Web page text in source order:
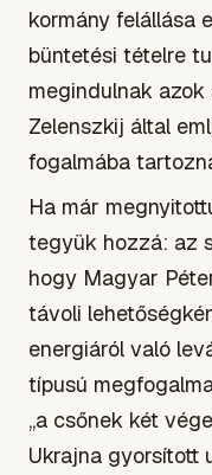
kormány felállása
büntetési tételre
megindulnak
Zelenszkij által
fogalmába
Ha már
tegyük hozzá: az
hogy Magyar
távoli
energiáról való
típusú
„a csőnek két
Ukrajna gyorsított